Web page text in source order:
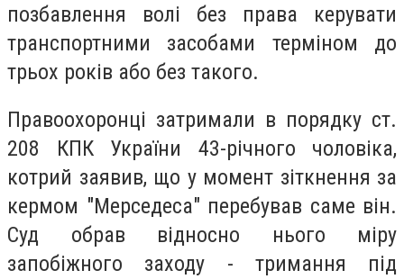
позбавлення волі без права керувати
транспортними засобами терміном до
трьох років або без такого.
Правоохоронці затримали в порядку ст.
208 КПК України 43-річного чоловіка,
котрий заявив, що у момент зіткнення за
кермом "Мерседеса" перебував саме він.
Суд обрав відносно нього міру
запобіжного заходу - тримання під